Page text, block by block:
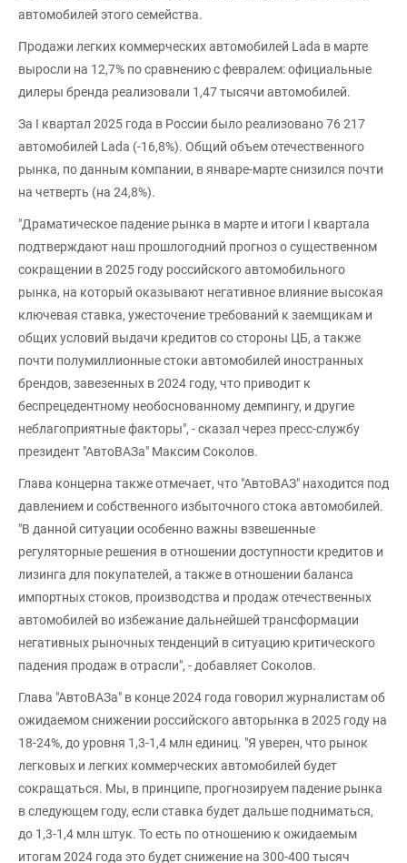
автомобилей этого семейства.
Продажи легких коммерческих автомобилей Lada в марте
выросли на 12,7% по сравнению с февралем: официальные
дилеры бренда реализовали 1,47 тысячи автомобилей.
За I квартал 2025 года в России было реализовано 76 217
автомобилей Lada (-16,8%). Общий объем отечественного
рынка, по данным компании, в январе-марте снизился почти
на четверть (на 24,8%).
"Драматическое падение рынка в марте и итоги I квартала
подтверждают наш прошлогодний прогноз о существенном
сокращении в 2025 году российского автомобильного
рынка, на который оказывают негативное влияние высокая
ключевая ставка, ужесточение требований к заемщикам и
общих условий выдачи кредитов со стороны ЦБ, а также
почти полумиллионные стоки автомобилей иностранных
брендов, завезенных в 2024 году, что приводит к
беспрецедентному необоснованному демпингу, и другие
неблагоприятные факторы", - сказал через пресс-службу
президент "АвтоВАЗа" Максим Соколов.
Глава концерна также отмечает, что "АвтоВАЗ" находится под
давлением и собственного избыточного стока автомобилей.
"В данной ситуации особенно важны взвешенные
регуляторные решения в отношении доступности кредитов и
лизинга для покупателей, а также в отношении баланса
импортных стоков, производства и продаж отечественных
автомобилей во избежание дальнейшей трансформации
негативных рыночных тенденций в ситуацию критического
падения продаж в отрасли", - добавляет Соколов.
Глава "АвтоВАЗа" в конце 2024 года говорил журналистам об
ожидаемом снижении российского авторынка в 2025 году на
18-24%, до уровня 1,3-1,4 млн единиц. "Я уверен, что рынок
легковых и легких коммерческих автомобилей будет
сокращаться. Мы, в принципе, прогнозируем падение рынка
в следующем году, если ставка будет дальше подниматься,
до 1,3-1,4 млн штук. То есть по отношению к ожидаемым
итогам 2024 года это будет снижение на 300-400 тысяч